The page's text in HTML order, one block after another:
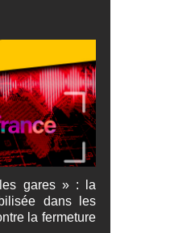
gares » : la
dans les
la fermeture